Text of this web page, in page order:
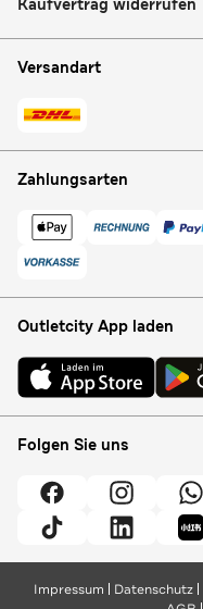
Kaufvertrag widerrufen
Versandart
Zahlungsarten
Outletcity App laden
Folgen Sie uns
Impressum Datenschutz